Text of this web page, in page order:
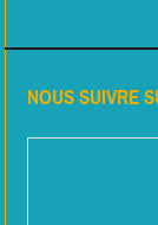
NOUS SUIVRE